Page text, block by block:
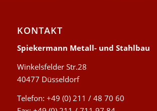
KONTAKT
Spiekermann Metall- und Stahlbau
Winkelsfelder Str.28
40477 Düsseldorf
Telefon: +49 (0) 211 / 48 70 60